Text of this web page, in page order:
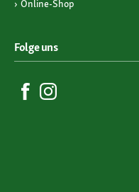
Online-Shop
Folge uns